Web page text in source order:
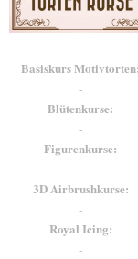
Basiskurs Motivtorten:
-
Blütenkurse:
-
Figurenkurse:
-
3D Airbrushkurse:
-
Royal Icing:
-